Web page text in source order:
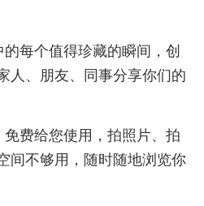
每个值得珍藏的瞬间，创
人、朋友、同事分享你们的
费给您使用，拍照片、拍
间不够用，随时随地浏览你